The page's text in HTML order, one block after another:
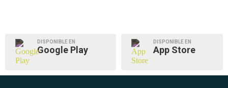
DISPONIBLE EN
Google Play
DISPONIBLE EN
App Store